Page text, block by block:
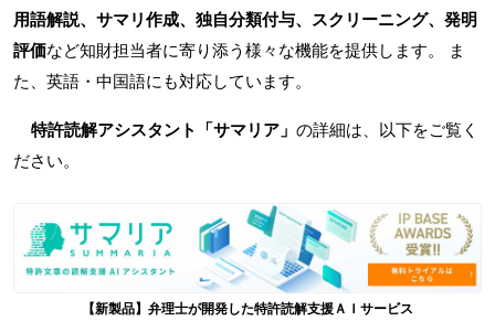
用語解説、サマリ作成、独自分類付与、スクリーニング、発明
評価など知財担当者に寄り添う様々な機能を提供します。 ま
た、英語・中国語にも対応しています。
特許読解アシスタント「サマリア」 の詳細は、以下をご覧く
ださい。
【新製品】弁理士が開発した特許読解支援ＡＩサービス